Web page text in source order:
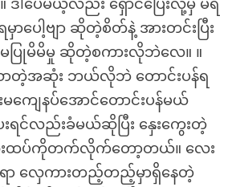
။ ဒါပေမယ့်လည်း ရှောင်ပြေးလို့မှ မရ
ာပေါ့ဗျာ ဆိုတဲ့စိတ်နဲ့ အားတင်းပြီး
ြုမိမိမှု ဆိုတဲ့စကားလိုဘဲလေ။ ။
တဲ့အဆုံး ဘယ်လိုဘဲ တောင်းပန်ရ
မကျေနပ်အောင်တောင်းပန်မယ်
ရင်လည်းခံမယ်ဆိုပြီး နှေးကွေးတဲ့
ေးထပ်ကိုတက်လိုက်တော့တယ်။ လေး
ာ လှေကားတည့်တည့်မှာရှိနေတဲ့